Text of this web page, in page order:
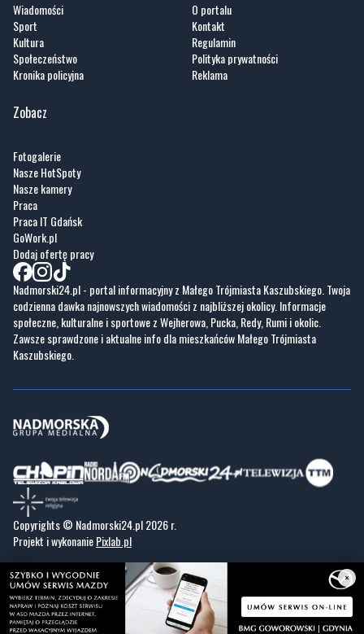
Wiadomości
Sport
Kultura
Społeczeństwo
Kronika policyjna
O portalu
Kontakt
Regulamin
Polityka prywatności
Reklama
Zobacz
Fotogalerie
Nasze HotSpoty
Nasze kamery
Praca
Praca IT Gdańsk
GoWork.pl
Dodaj ofertę pracy
Nadmorski24.pl - portal informacyjny z Małego Trójmiasta Kaszubskiego. Twoja
codzienna dawka najnowszych wiadomości z najbliższej okolicy. Informacje
społeczne, kulturalne i sportowe z Wejherowa, Pucka, Redy, Rumi i okolic.
Zawsze sprawdzone i aktualne info dla mieszkańców Małego Trójmiasta
Kaszubskiego.
Copyrights © Nadmorski24.pl 2026 r.
Projekt i wykonaniePixlab.pl
×